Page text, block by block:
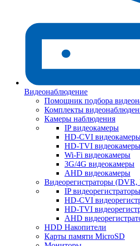
Видеонаблюдение
Помощник подбора
Комплекты
Камеры наблюдения
IP видеокамеры
HD-CVI
HD-TVI видеокамеры
Wi-Fi видеокамеры
3G/4G видеокамеры
AHD видеокамеры
Видеорегистраторы
IP видеорегистраторы
HD-CVI
HD-TVI
AHD
HDD Накопители
Карты памяти MicroSD